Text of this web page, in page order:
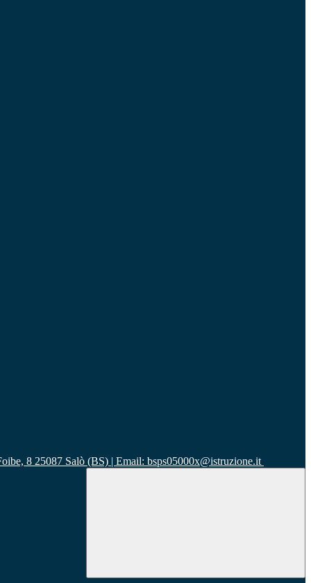
8 25087 Salò (BS) | Email: bsps05000x@istruzione.it